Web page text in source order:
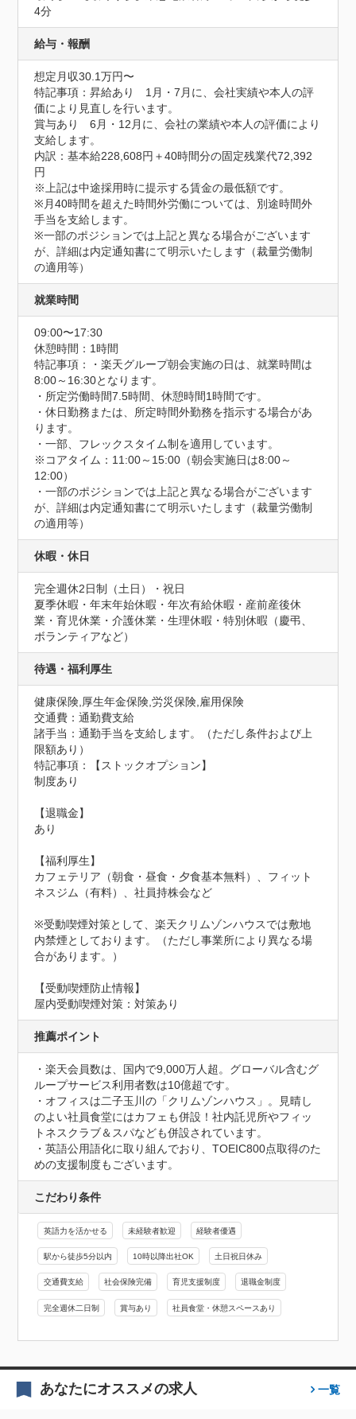
4分
給与・報酬
想定月収30.1万円〜
特記事項：昇給あり　1月・7月に、会社実績や本人の評
価により見直しを行います。
賞与あり　6月・12月に、会社の業績や本人の評価により
支給します。
内訳：基本給228,608円＋40時間分の固定残業代72,392
円
※上記は中途採用時に提示する賃金の最低額です。
※月40時間を超えた時間外労働については、別途時間外
手当を支給します。
※一部のポジションでは上記と異なる場合がございます
が、詳細は内定通知書にて明示いたします（裁量労働制
の適用等）
就業時間
09:00〜17:30
休憩時間：1時間
特記事項：・楽天グループ朝会実施の日は、就業時間は
8:00～16:30となります。
・所定労働時間7.5時間、休憩時間1時間です。
・休日勤務または、所定時間外勤務を指示する場合があ
ります。
・一部、フレックスタイム制を適用しています。
※コアタイム：11:00～15:00（朝会実施日は8:00～
12:00）
・一部のポジションでは上記と異なる場合がございます
が、詳細は内定通知書にて明示いたします（裁量労働制
の適用等）
休暇・休日
完全週休2日制（土日）・祝日
夏季休暇・年末年始休暇・年次有給休暇・産前産後休
業・育児休業・介護休業・生理休暇・特別休暇（慶弔、
ボランティアなど）
待遇・福利厚生
健康保険,厚生年金保険,労災保険,雇用保険
交通費：通勤費支給
諸手当：通勤手当を支給します。（ただし条件および上
限額あり）
特記事項：【ストックオプション】
制度あり
【退職金】
あり
【福利厚生】
カフェテリア（朝食・昼食・夕食基本無料）、フィット
ネスジム（有料）、社員持株会など
※受動喫煙対策として、楽天クリムゾンハウスでは敷地
内禁煙としております。（ただし事業所により異なる場
合があります。）
【受動喫煙防止情報】
屋内受動喫煙対策：対策あり
推薦ポイント
・楽天会員数は、国内で9,000万人超。グローバル含むグ
ループサービス利用者数は10億超です。
・オフィスは二子玉川の「クリムゾンハウス」。見晴し
のよい社員食堂にはカフェも併設！社内託児所やフィッ
トネスクラブ＆スパなども併設されています。
・英語公用語化に取り組んでおり、TOEIC800点取得のた
めの支援制度もございます。
こだわり条件
英語力を活かせる 未経験者歓迎 経験者優遇
駅から徒歩5分以内 10時以降出社OK 土日祝日休み
交通費支給 社会保険完備 育児支援制度 退職金制度
完全週休二日制 賞与あり 社員食堂・休憩スペースあり
あなたにオススメの求人 一覧